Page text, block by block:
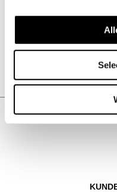
Kilima Ring aus
Ebenholz